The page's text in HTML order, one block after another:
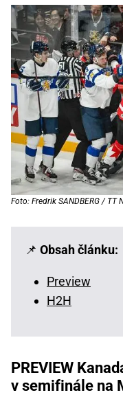
Foto: Fredrik SANDBERG / TT
📌 Obsah článku:
Preview
H2H
PREVIEW
v semifinále na